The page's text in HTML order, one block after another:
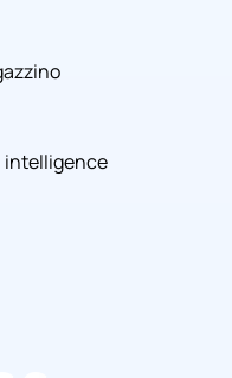
intelligence